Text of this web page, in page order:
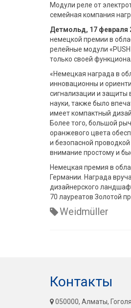
Модули реле от
семейная компания
Детмольд, 17 февраля
немецкой премии в
релейные модули
только своей
«Немецкая награда в
инновационны и
сигнализации и защиты
науки, также было
имеет компактный
Более того, большой
оранжевого цвета
и безопасной
внимание простому и
Немецкая премия в
Германии. Награда
дизайнерского
70 лауреатов Золотой
Weidmüller
Контакты
050000, Алматы,